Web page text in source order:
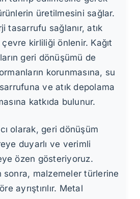
üretilmesini sağlar.
tasarrufu sağlanır, atık
çevre kirliliği önlenir. Kağıt
geri dönüşümü de
korunmasına, su
ve atık depolama
katkıda bulunur.
olarak, geri dönüşüm
duyarlı ve verimli
özen gösteriyoruz.
sonra, malzemeler türlerine
ayrıştırılır. Metal